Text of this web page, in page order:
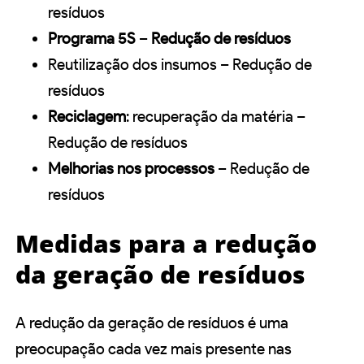
resíduos
Programa 5S – Redução de resíduos
Reutilização dos insumos – Redução de
resíduos
Reciclagem: recuperação da matéria –
Redução de resíduos
Melhorias nos processos – Redução de
resíduos
Medidas para a redução
da geração de resíduos
A redução da geração de resíduos é uma
preocupação cada vez mais presente nas